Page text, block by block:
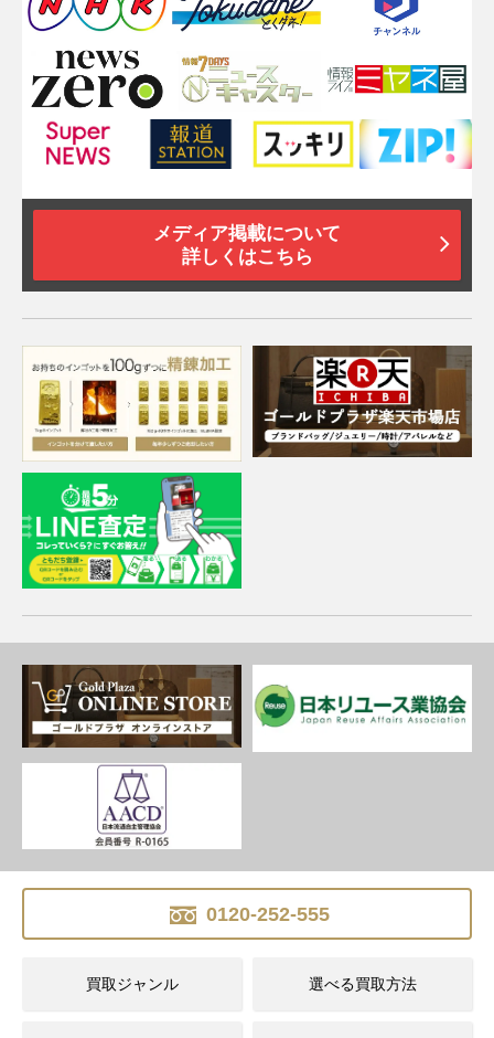
メディア掲載について
詳しくはこちら
0120-252-555
買取ジャンル 選べる買取方法